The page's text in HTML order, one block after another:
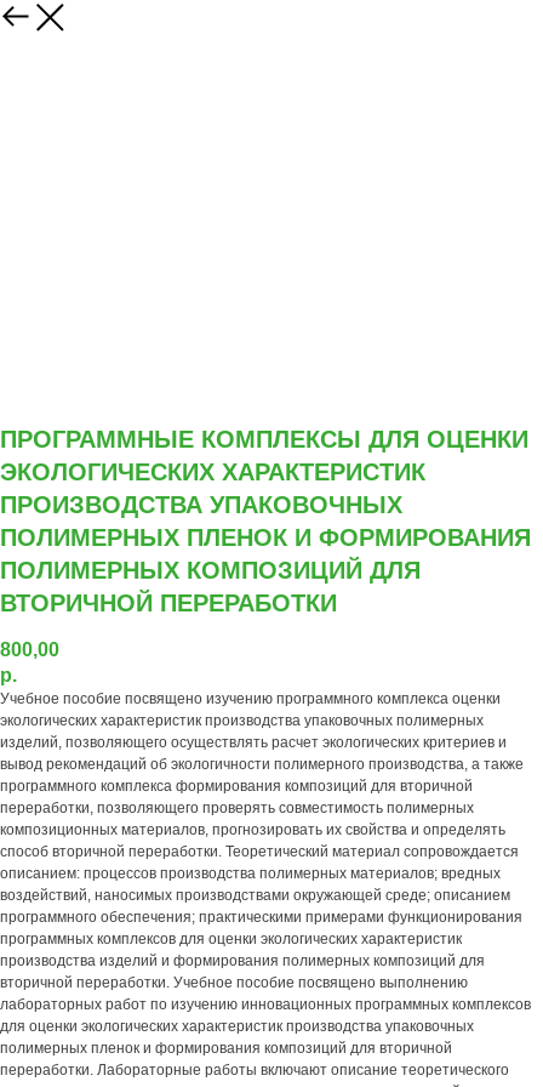
ПРОГРАММНЫЕ КОМПЛЕКСЫ ДЛЯ ОЦЕНКИ
ЭКОЛОГИЧЕСКИХ ХАРАКТЕРИСТИК
ПРОИЗВОДСТВА УПАКОВОЧНЫХ
ПОЛИМЕРНЫХ ПЛЕНОК И ФОРМИРОВАНИЯ
ПОЛИМЕРНЫХ КОМПОЗИЦИЙ ДЛЯ
ВТОРИЧНОЙ ПЕРЕРАБОТКИ
800,00
р.
Учебное пособие посвящено изучению программного комплекса оценки
экологических характеристик производства упаковочных полимерных
изделий, позволяющего осуществлять расчет экологических критериев и
вывод рекомендаций об экологичности полимерного производства, а также
программного комплекса формирования композиций для вторичной
переработки, позволяющего проверять совместимость полимерных
композиционных материалов, прогнозировать их свойства и определять
способ вторичной переработки. Теоретический материал сопровождается
описанием: процессов производства полимерных материалов; вредных
воздействий, наносимых производствами окружающей среде; описанием
программного обеспечения; практическими примерами функционирования
программных комплексов для оценки экологических характеристик
производства изделий и формирования полимерных композиций для
вторичной переработки. Учебное пособие посвящено выполнению
лабораторных работ по изучению инновационных программных комплексов
для оценки экологических характеристик производства упаковочных
полимерных пленок и формирования композиций для вторичной
переработки. Лабораторные работы включают описание теоретического